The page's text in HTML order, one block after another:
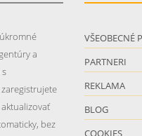
a
bez
VŠEOBECNÉ
PARTNERI
REKLAMA
BLOG
COOKIES